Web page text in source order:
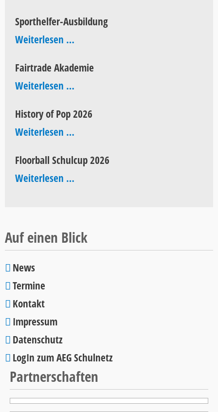
Sporthelfer-Ausbildung
Weiterlesen …Sporthelfer-
Fairtrade Akademie
Weiterlesen …Fairtrade
History of Pop 2026
Weiterlesen …History
Pop
2026
Floorball Schulcup 2026
Weiterlesen …Floorball
Auf einen Blick
Navigation
überspringen
News
Termine
Kontakt
Impressum
Datenschutz
LogIn zum AEG Schulnetz
Partnerschaften